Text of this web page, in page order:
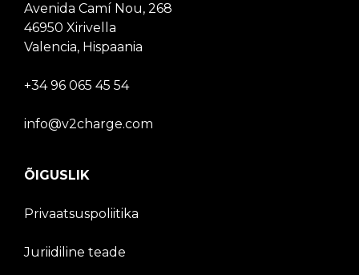
Avenida Camí Nou, 268
46950 Xirivella
Valencia, Hispaania
+34 96 065 45 54
info@v2charge.com
ÕIGUSLIK
Privaatsuspoliitika
Juriidiline teade